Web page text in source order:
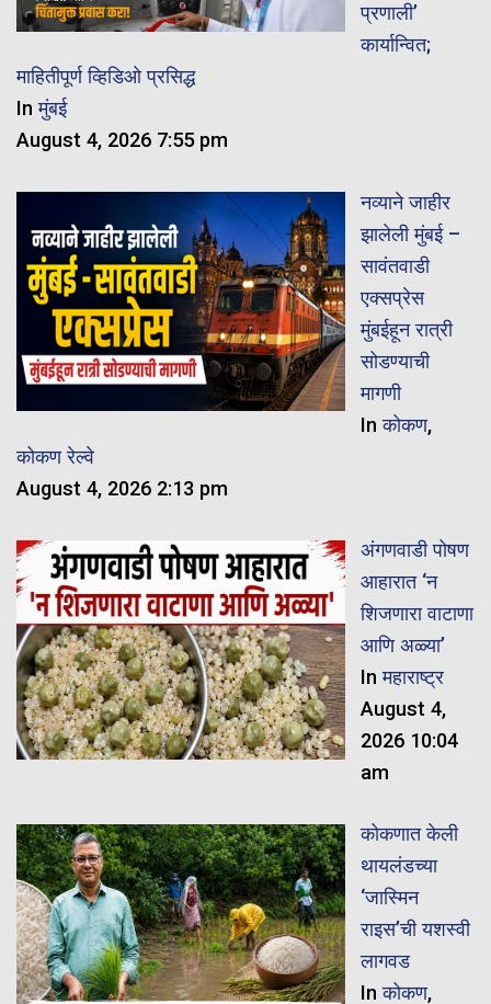
प्रणाली’
कार्यान्वित;
माहितीपूर्ण व्हिडिओ प्रसिद्ध
Inमुंबई
August 4, 2026 7:55 pm
नव्याने जाहीर
झालेली मुंबई –
सावंतवाडी
एक्सप्रेस
मुंबईहून रात्री
सोडण्याची
मागणी
Inकोकण,
कोकण रेल्वे
August 4, 2026 2:13 pm
अंगणवाडी पोषण
आहारात ‘न
शिजणारा वाटाणा
आणि अळ्या’
Inमहाराष्ट्र
August 4,
2026 10:04
am
कोकणात केली
थायलंडच्या
‘जास्मिन
राइस’ची यशस्वी
लागवड
Inकोकण,